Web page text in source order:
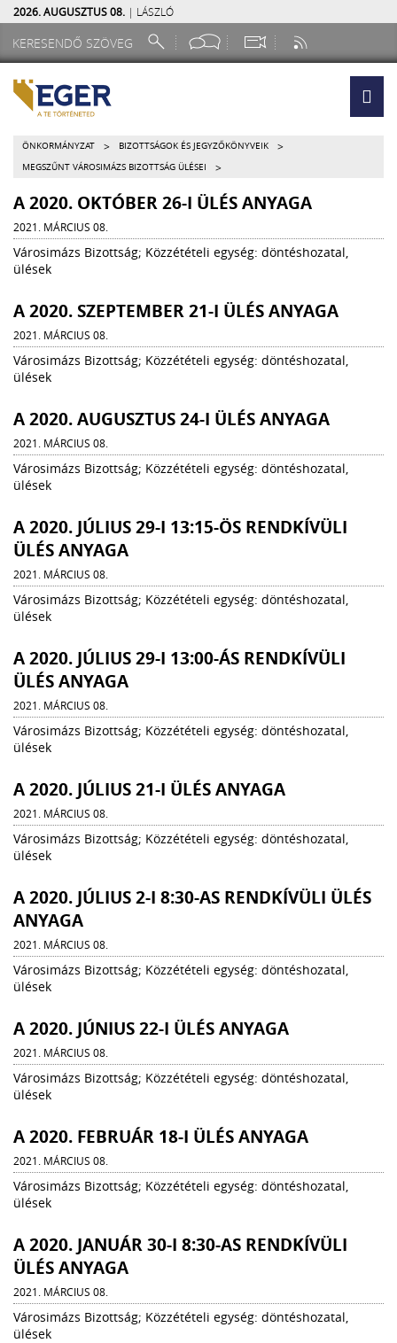
2026. AUGUSZTUS 08. | LÁSZLÓ
ÖNKORMÁNYZAT > BIZOTTSÁGOK ÉS JEGYZŐKÖNYVEIK >
MEGSZŰNT VÁROSIMÁZS BIZOTTSÁG ÜLÉSEI >
A 2020. OKTÓBER 26-I ÜLÉS ANYAGA
2021. MÁRCIUS 08.
Városimázs Bizottság; Közzétételi egység: döntéshozatal,
ülések
A 2020. SZEPTEMBER 21-I ÜLÉS ANYAGA
2021. MÁRCIUS 08.
Városimázs Bizottság; Közzétételi egység: döntéshozatal,
ülések
A 2020. AUGUSZTUS 24-I ÜLÉS ANYAGA
2021. MÁRCIUS 08.
Városimázs Bizottság; Közzétételi egység: döntéshozatal,
ülések
A 2020. JÚLIUS 29-I 13:15-ÖS RENDKÍVÜLI
ÜLÉS ANYAGA
2021. MÁRCIUS 08.
Városimázs Bizottság; Közzétételi egység: döntéshozatal,
ülések
A 2020. JÚLIUS 29-I 13:00-ÁS RENDKÍVÜLI
ÜLÉS ANYAGA
2021. MÁRCIUS 08.
Városimázs Bizottság; Közzétételi egység: döntéshozatal,
ülések
A 2020. JÚLIUS 21-I ÜLÉS ANYAGA
2021. MÁRCIUS 08.
Városimázs Bizottság; Közzétételi egység: döntéshozatal,
ülések
A 2020. JÚLIUS 2-I 8:30-AS RENDKÍVÜLI ÜLÉS
ANYAGA
2021. MÁRCIUS 08.
Városimázs Bizottság; Közzétételi egység: döntéshozatal,
ülések
A 2020. JÚNIUS 22-I ÜLÉS ANYAGA
2021. MÁRCIUS 08.
Városimázs Bizottság; Közzétételi egység: döntéshozatal,
ülések
A 2020. FEBRUÁR 18-I ÜLÉS ANYAGA
2021. MÁRCIUS 08.
Városimázs Bizottság; Közzétételi egység: döntéshozatal,
ülések
A 2020. JANUÁR 30-I 8:30-AS RENDKÍVÜLI
ÜLÉS ANYAGA
2021. MÁRCIUS 08.
Városimázs Bizottság; Közzétételi egység: döntéshozatal,
ülések